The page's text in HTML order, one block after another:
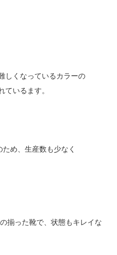
しくなっているカラーの
いるます。
め、生産数も少なく
揃った靴で、状態もキレイな